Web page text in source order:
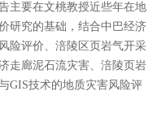
主要在文桃教授近些年在地
研究的基础，结合中巴经济
险评价、涪陵区页岩气开采
走廊泥石流灾害、涪陵页岩
GIS技术的地质灾害风险评